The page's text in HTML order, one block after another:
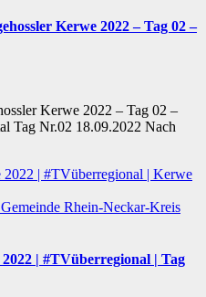
Kerwe 2022 – Tag 02 –
Kerwe 2022 – Tag 02 –
Tag Nr.02 18.09.2022 Nach
Gemeinde Rhein-Neckar-Kreis
| #TVüberregional | Tag